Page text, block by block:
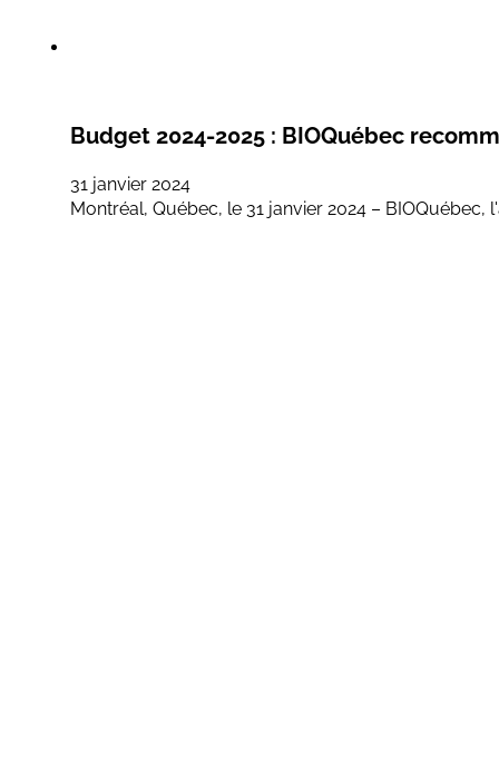
Budget 2024-2025 : BIOQuébec
31 janvier 2024
Montréal, Québec, le 31 janvier 2024 –